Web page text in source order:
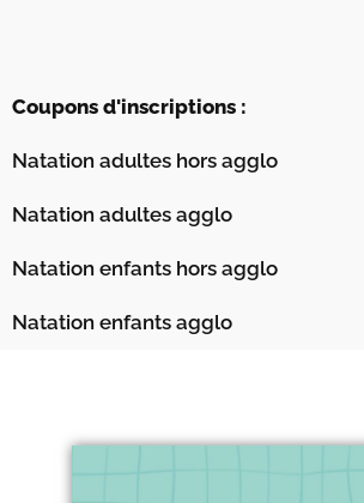
Coupons d'inscriptions :
Natation adultes hors agglo
Natation adultes agglo
Natation enfants hors agglo
Natation enfants agglo